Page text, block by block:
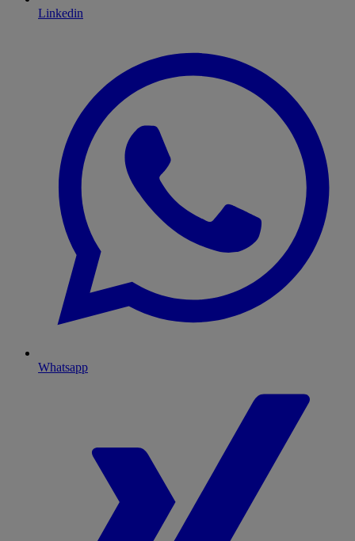
Linkedin
Whatsapp